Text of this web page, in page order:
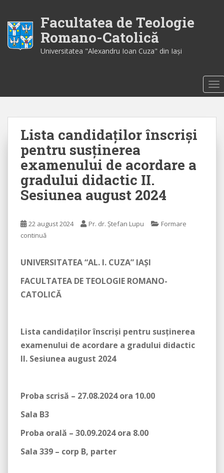
i
Facultatea de Teologie
Romano-Catolică
Universitatea "Alexandru Ioan Cuza" din Iaşi
Lista candidaților înscriși
pentru susținerea
examenului de acordare a
gradului didactic II.
Sesiunea august 2024
22 august 2024 Pr. dr. Ștefan Lupu
Formare
continuă
UNIVERSITATEA “AL. I. CUZA” IAŞI
FACULTATEA DE TEOLOGIE ROMANO-
CATOLICĂ
Lista candidaților înscriși pentru susținerea
examenului de acordare a gradului didactic
II. Sesiunea august 2024
Proba scrisă – 27.08.2024 ora 10.00
Sala B3
Proba orală – 30.09.2024 ora 8.00
Sala 339 – corp B, parter